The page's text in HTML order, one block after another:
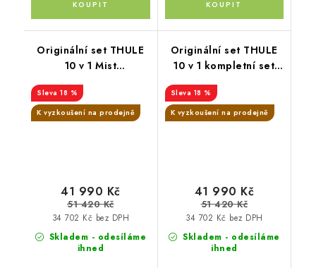
Originální set THULE
10 v 1 Mist
Taupe,Black
18 %
K vyzkoušení na prodejně
Skladem - odesíláme
ihned
34 702 Kč bez DPH
41 990 Kč
51 420 Kč
Originální set THULE
10 v 1 kompletní set
Mid blue,Mid blue, Mid
blue
18 %
K vyzkoušení na prodejně
Skladem - odesíláme
ihned
34 702 Kč bez DPH
41 990 Kč
51 420 Kč